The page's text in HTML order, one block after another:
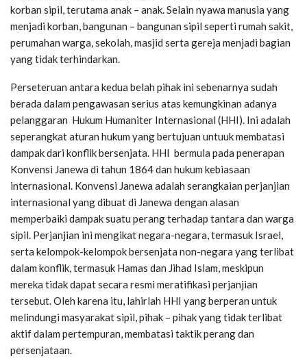
korban sipil, terutama anak – anak. Selain nyawa manusia yang
menjadi korban, bangunan – bangunan sipil seperti rumah sakit,
perumahan warga, sekolah, masjid serta gereja menjadi bagian
yang tidak terhindarkan.
Perseteruan antara kedua belah pihak ini sebenarnya sudah
berada dalam pengawasan serius atas kemungkinan adanya
pelanggaran Hukum Humaniter Internasional (HHI). Ini adalah
seperangkat aturan hukum yang bertujuan untuuk membatasi
dampak dari konflik bersenjata. HHI bermula pada penerapan
Konvensi Janewa di tahun 1864 dan hukum kebiasaan
internasional. Konvensi Janewa adalah serangkaian perjanjian
internasional yang dibuat di Janewa dengan alasan
memperbaiki dampak suatu perang terhadap tantara dan warga
sipil. Perjanjian ini mengikat negara-negara, termasuk Israel,
serta kelompok-kelompok bersenjata non-negara yang terlibat
dalam konflik, termasuk Hamas dan Jihad Islam, meskipun
mereka tidak dapat secara resmi meratifikasi perjanjian
tersebut. Oleh karena itu, lahirlah HHI yang berperan untuk
melindungi masyarakat sipil, pihak – pihak yang tidak terlibat
aktif dalam pertempuran, membatasi taktik perang dan
persenjataan.